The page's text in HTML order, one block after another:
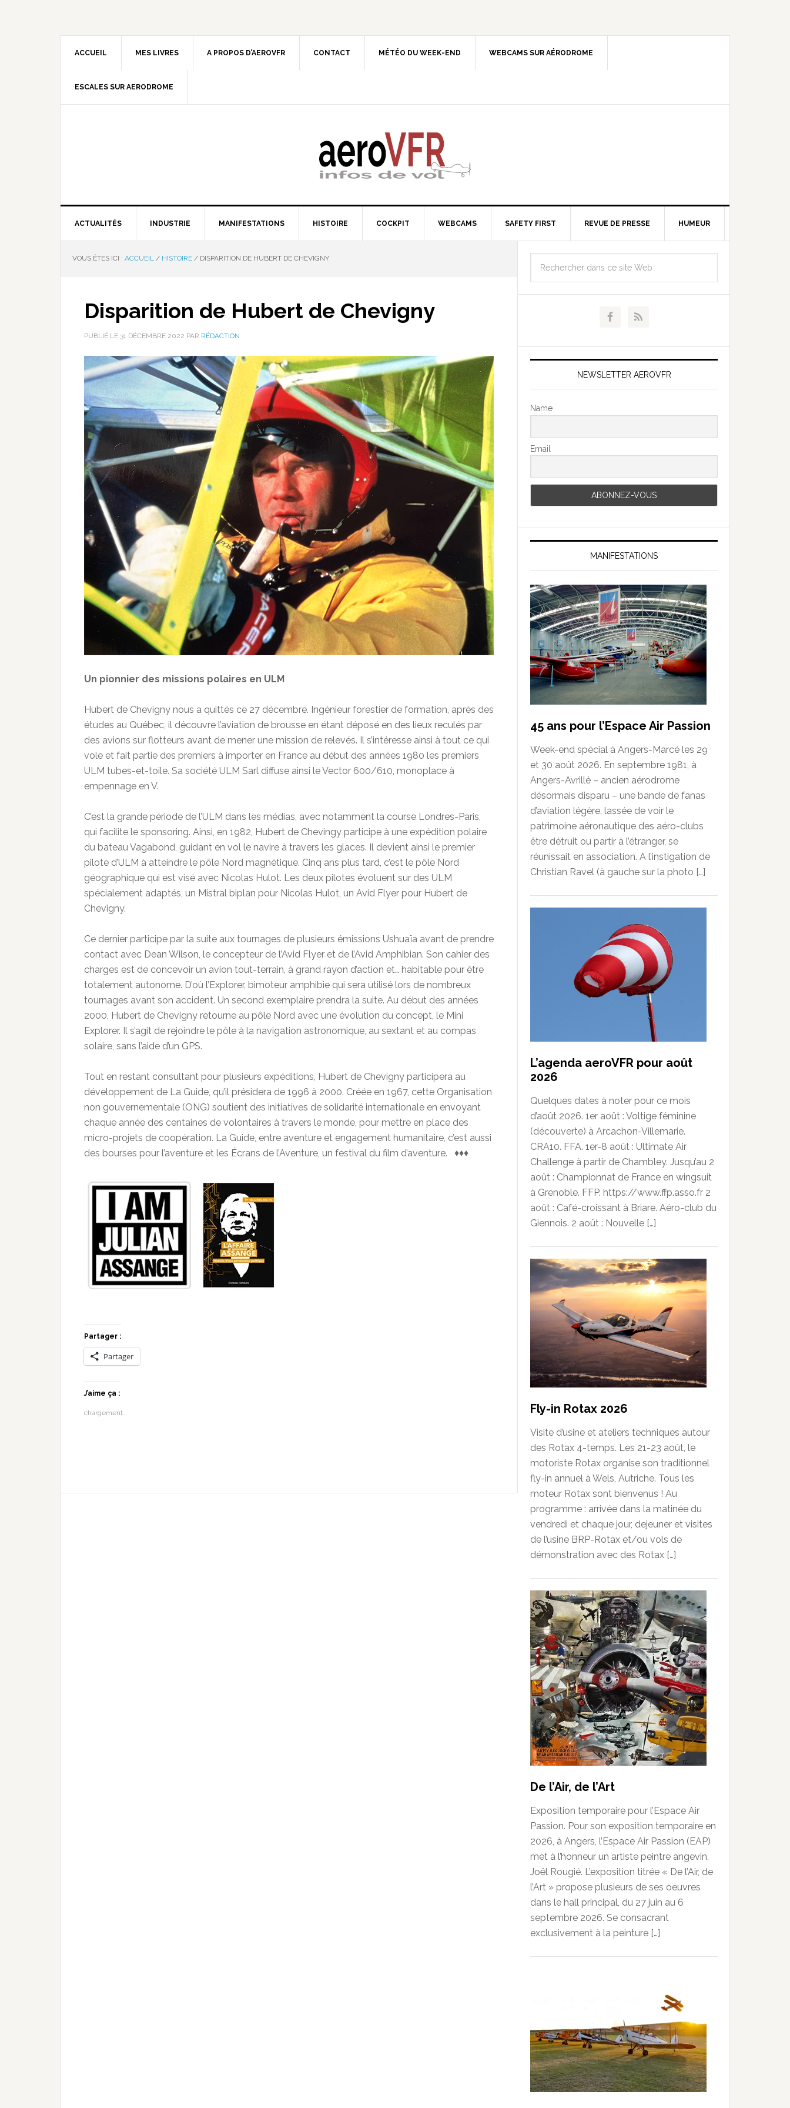
ACCUEIL MES LIVRES A PROPOS D’AEROVFR CONTACT MÉTÉO DU WEEK-END WEBCAMS SUR AÉRODROME
ESCALES SUR AERODROME
ACTUALITÉS INDUSTRIE MANIFESTATIONS HISTOIRE COCKPIT WEBCAMS SAFETY FIRST REVUE DE PRESSE HUMEUR
VOUS ÊTES ICI : ACCUEIL / HISTOIRE / DISPARITION DE HUBERT DE CHEVIGNY
Disparition de Hubert de Chevigny
PUBLIÉ LE 31 DÉCEMBRE 2022 PAR RÉDACTION
Un pionnier des missions polaires en ULM
Hubert de Chevigny nous a quittés ce 27 décembre. Ingénieur forestier de formation, après des
études au Québec, il découvre l’aviation de brousse en étant déposé en des lieux reculés par
des avions sur flotteurs avant de mener une mission de relevés. Il s’intéresse ainsi à tout ce qui
vole et fait partie des premiers à importer en France au début des années 1980 les premiers
ULM tubes-et-toile. Sa société ULM Sarl diffuse ainsi le Vector 600/610, monoplace à
empennage en V.
C’est la grande période de l’ULM dans les médias, avec notamment la course Londres-Paris,
qui facilite le sponsoring. Ainsi, en 1982, Hubert de Chevingy participe à une expédition polaire
du bateau Vagabond, guidant en vol le navire à travers les glaces. Il devient ainsi le premier
pilote d’ULM à atteindre le pôle Nord magnétique. Cinq ans plus tard, c’est le pôle Nord
géographique qui est visé avec Nicolas Hulot. Les deux pilotes évoluent sur des ULM
spécialement adaptés, un Mistral biplan pour Nicolas Hulot, un Avid Flyer pour Hubert de
Chevigny.
Ce dernier participe par la suite aux tournages de plusieurs émissions Ushuaïa avant de prendre
contact avec Dean Wilson, le concepteur de l’Avid Flyer et de l’Avid Amphibian. Son cahier des
charges est de concevoir un avion tout-terrain, à grand rayon d’action et… habitable pour être
totalement autonome. D’où l’Explorer, bimoteur amphibie qui sera utilisé lors de nombreux
tournages avant son accident. Un second exemplaire prendra la suite. Au début des années
2000, Hubert de Chevigny retourne au pôle Nord avec une évolution du concept, le Mini
Explorer. Il s’agit de rejoindre le pôle à la navigation astronomique, au sextant et au compas
solaire, sans l’aide d’un GPS.
Tout en restant consultant pour plusieurs expéditions, Hubert de Chevigny participera au
développement de La Guide, qu’il présidera de 1996 à 2000. Créée en 1967, cette Organisation
non gouvernementale (ONG) soutient des initiatives de solidarité internationale en envoyant
chaque année des centaines de volontaires à travers le monde, pour mettre en place des
micro-projets de coopération. La Guide, entre aventure et engagement humanitaire, c’est aussi
des bourses pour l’aventure et les Écrans de l’Aventure, un festival du film d’aventure. ♦♦♦
Partager :
Partager
J’aime ça :
chargement…
NEWSLETTER AEROVFR
Name
Email
MANIFESTATIONS
45 ans pour l’Espace Air Passion
Week-end spécial à Angers-Marcé les 29
et 30 août 2026. En septembre 1981, à
Angers-Avrillé – ancien aérodrome
désormais disparu – une bande de fanas
d’aviation légère, lassée de voir le
patrimoine aéronautique des aéro-clubs
être détruit ou partir à l’étranger, se
réunissait en association. A l’instigation de
Christian Ravel (à gauche sur la photo […]
L’agenda aeroVFR pour août
2026
Quelques dates à noter pour ce mois
d’août 2026. 1er août : Voltige féminine
(découverte) à Arcachon-Villemarie.
CRA10. FFA. 1er-8 août : Ultimate Air
Challenge à partir de Chambley. Jusqu’au 2
août : Championnat de France en wingsuit
à Grenoble. FFP. https://www.ffp.asso.fr 2
août : Café-croissant à Briare. Aéro-club du
Giennois. 2 août : Nouvelle […]
Fly-in Rotax 2026
Visite d’usine et ateliers techniques autour
des Rotax 4-temps. Les 21-23 août, le
motoriste Rotax organise son traditionnel
fly-in annuel à Wels, Autriche. Tous les
moteur Rotax sont bienvenus ! Au
programme : arrivée dans la matinée du
vendredi et chaque jour, dejeuner et visites
de l’usine BRP-Rotax et/ou vols de
démonstration avec des Rotax […]
De l’Air, de l’Art
Exposition temporaire pour l’Espace Air
Passion. Pour son exposition temporaire en
2026, à Angers, l’Espace Air Passion (EAP)
met à l’honneur un artiste peintre angevin,
Joël Rougié. L’exposition titrée « De l’Air, de
l’Art » propose plusieurs de ses oeuvres
dans le hall principal, du 27 juin au 6
septembre 2026. Se consacrant
exclusivement à la peinture […]